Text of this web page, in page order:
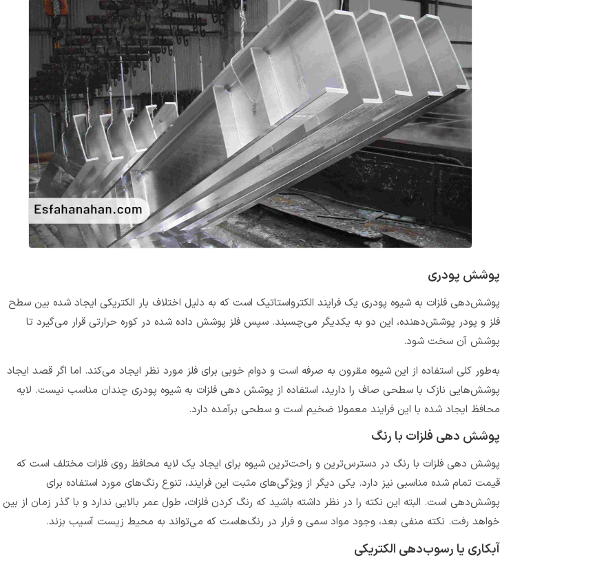
پوشش پودری
پوشش‌دهی فلزات به شیوه پودری یک فرایند الکترواستاتیک است که به دلیل اختلاف بار الکتریکی ایجاد شده بین سطح
فلز و پودر پوشش‌دهنده، این دو به یکدیگر می‌چسبند. سپس فلز پوشش داده شده در کوره حرارتی قرار می‌گیرد تا
پوشش آن سخت شود.
به‌طور کلی استفاده از این شیوه مقرون به صرفه است و دوام خوبی برای فلز مورد نظر ایجاد می‌کند. اما اگر قصد ایجاد
پوشش‌هایی نازک با سطحی صاف را دارید، استفاده از پوشش‌ دهی فلزات به شیوه پودری چندان مناسب نیست. لایه
محافظ ایجاد شده با این فرایند معمولا ضخیم است و سطحی برآمده دارد.
پوشش‌ دهی فلزات با رنگ
پوشش‌ دهی فلزات با رنگ در دسترس‌ترین و راحت‌ترین شیوه برای ایجاد یک لایه محافظ روی فلزات مختلف است که
قیمت تمام شده مناسبی نیز دارد. یکی دیگر از ویژگی‌های مثبت این فرایند، تنوع رنگ‌های مورد استفاده برای
پوشش‌دهی است. البته این نکته را در نظر داشته باشید که رنگ کردن فلزات، طول عمر بالایی ندارد و با گذر زمان از بین
خواهد رفت. نکته منفی بعد، وجود مواد سمی و فرار در رنگ‌هاست که می‌تواند به محیط زیست آسیب بزند.
آبکاری یا رسوب‌دهی الکتریکی